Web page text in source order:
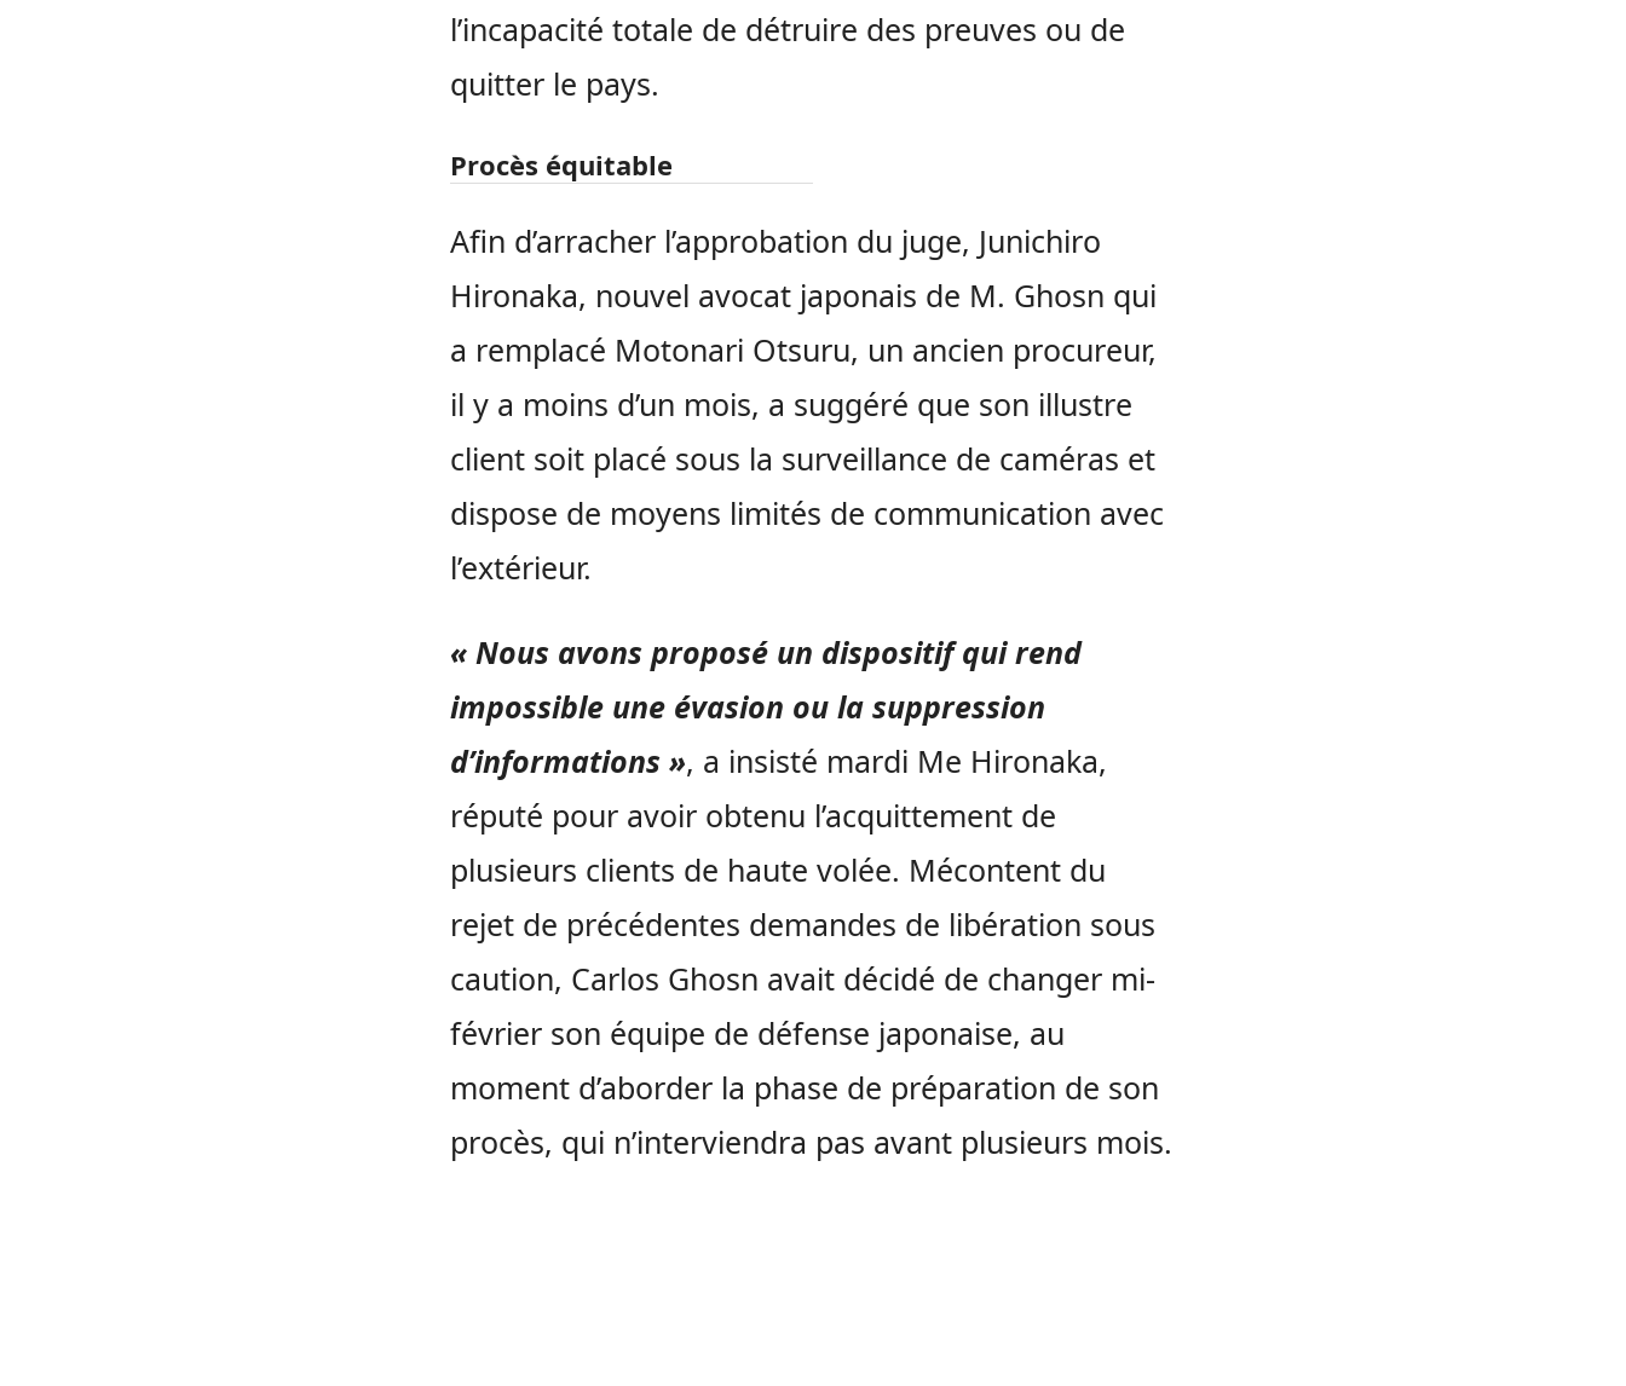
l’incapacité totale de détruire des preuves ou de
quitter le pays.
Procès équitable
Afin d’arracher l’approbation du juge, Junichiro
Hironaka, nouvel avocat japonais de M. Ghosn qui
a remplacé Motonari Otsuru, un ancien procureur,
il y a moins d’un mois, a suggéré que son illustre
client soit placé sous la surveillance de caméras et
dispose de moyens limités de communication avec
l’extérieur.
« Nous avons proposé un dispositif qui rend
impossible une évasion ou la suppression
d’informations », a insisté mardi Me Hironaka,
réputé pour avoir obtenu l’acquittement de
plusieurs clients de haute volée. Mécontent du
rejet de précédentes demandes de libération sous
caution, Carlos Ghosn avait décidé de changer mi-
février son équipe de défense japonaise, au
moment d’aborder la phase de préparation de son
procès, qui n’interviendra pas avant plusieurs mois.